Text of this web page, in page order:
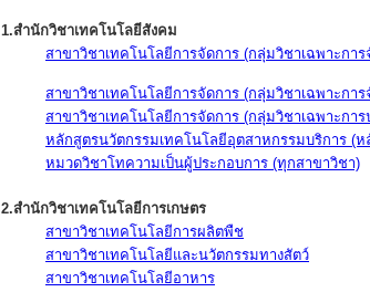
1.สำนักวิชาเทคโนโลยีสังคม
สาขาวิชาเทคโนโลยีการจัดการ (กลุ่มวิชาเฉพาะการ
สาขาวิชาเทคโนโลยีการจัดการ (กลุ่มวิชาเฉพาะกา
สาขาวิชาเทคโนโลยีการจัดการ (กลุ่มวิชาเฉพาะการ
หลักสูตรนวัตกรรมเทคโนโลยีอุตสาหกรรมบริการ (
หมวดวิชาโทความเป็นผู้ประกอบการ (ทุกสาขาวิชา)
2.สำนักวิชาเทคโนโลยีการเกษตร
สาขาวิชาเทคโนโลยีการผลิตพืช
สาขาวิชาเทคโนโลยีและนวัตกรรมทางสัตว์
สาขาวิชาเทคโนโลยีอาหาร